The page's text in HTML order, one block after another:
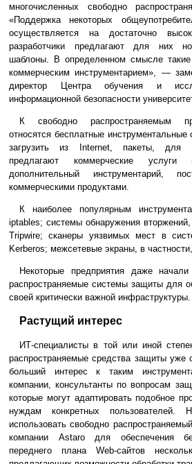
многочисленных свободно
«Поддержка некоторых
осуществляется на достаточно
разработчики предлагают для них
шаблоны. В определенном смысле
коммерческим инструментарием», —
директор Центра обучения и
информационной безопасности
К свободно распространяемым
относятся бесплатные
загрузить из Internet, пакеты, для
предлагают коммерческие
дополнительный инструментарий,
коммерческими продуктами.
К наиболее популярным
iptables; системы обнаружения
Tripwire; сканеры уязвимых мест в
Kerberos; межсетевые экраны, в
Некоторые предприятия даже начали
распространяемые системы защиты для
своей критически важной инфраструктуры.
Растущий интерес
ИТ-специалисты в той или иной
распространяемые средства защиты уже
больший интерес к таким
компании, консультанты по вопросам
которые могут адаптировать подобное
нуждам конкретных пользователей.
использовать свободно
компании Astaro для обеспечения
переднего плана Web-сайтов